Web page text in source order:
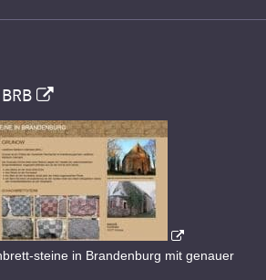
steine in Brandenburg mit genauer